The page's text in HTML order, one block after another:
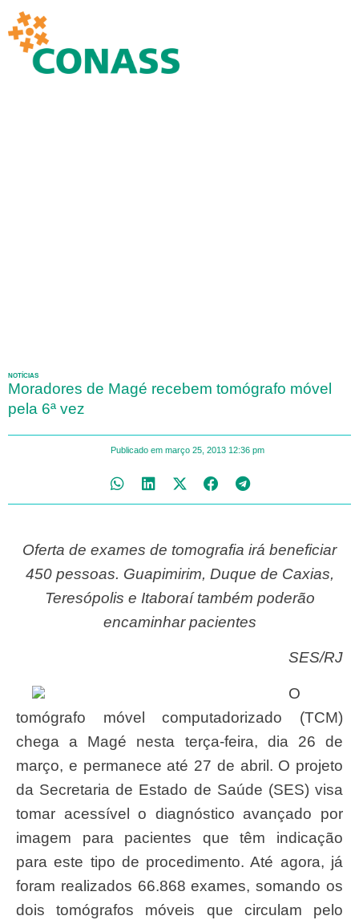
NOTÍCIAS
Moradores de Magé recebem tomógrafo móvel
pela 6ª vez
Publicado em março 25, 2013 12:36 pm
Oferta de exames de tomografia irá beneficiar
450 pessoas. Guapimirim, Duque de Caxias,
Teresópolis e Itaboraí também poderão
encaminhar pacientes
SES/RJ
O
tomógrafo móvel computadorizado (TCM)
chega a Magé nesta terça-feira, dia 26 de
março, e permanece até 27 de abril. O projeto
da Secretaria de Estado de Saúde (SES) visa
tomar acessível o diagnóstico avançado por
imagem para pacientes que têm indicação
para este tipo de procedimento. Até agora, já
foram realizados 66.868 exames, somando os
dois tomógrafos móveis que circulam pelo